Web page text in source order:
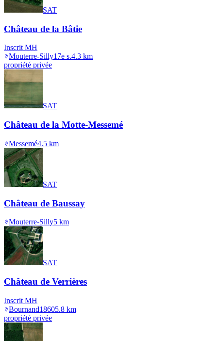
SAT
Château de la Bâtie
Inscrit MH
Mouterre-Silly17e s.4.3 km
propriété privée
SAT
Château de la Motte-Messemé
Messemé4.5 km
SAT
Château de Baussay
Mouterre-Silly5 km
SAT
Château de Verrières
Inscrit MH
Bournand18605.8 km
propriété privée